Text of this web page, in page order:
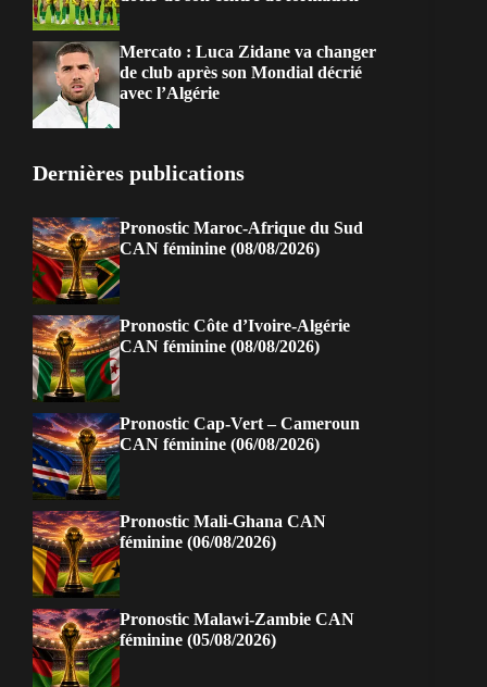
Mercato : Luca Zidane va changer
de club après son Mondial décrié
avec l’Algérie
Dernières publications
Pronostic Maroc-Afrique du Sud
CAN féminine (08/08/2026)
Pronostic Côte d’Ivoire-Algérie
CAN féminine (08/08/2026)
Pronostic Cap-Vert – Cameroun
CAN féminine (06/08/2026)
Pronostic Mali-Ghana CAN
féminine (06/08/2026)
Pronostic Malawi-Zambie CAN
féminine (05/08/2026)